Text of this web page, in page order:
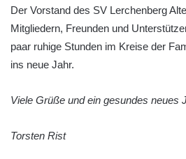
Der Vorstand des SV Lerchenberg
Mitgliedern, Freunden und
paar ruhige Stunden im Kreise der
ins neue Jahr.
Viele Grüße und ein gesundes neues
Torsten Rist